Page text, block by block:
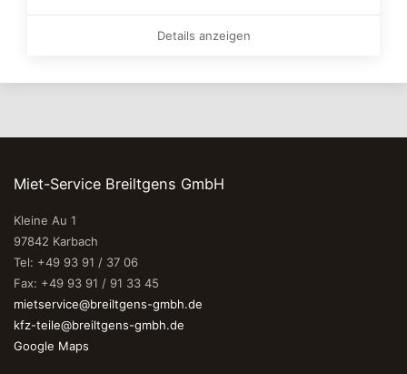
Details anzeigen
Miet-Service Breiltgens GmbH
Kleine Au 1
97842 Karbach
Tel: +49 93 91 / 37 06
Fax: +49 93 91 / 91 33 45
mietservice@breiltgens-gmbh.de
kfz-teile@breiltgens-gmbh.de
Google Maps